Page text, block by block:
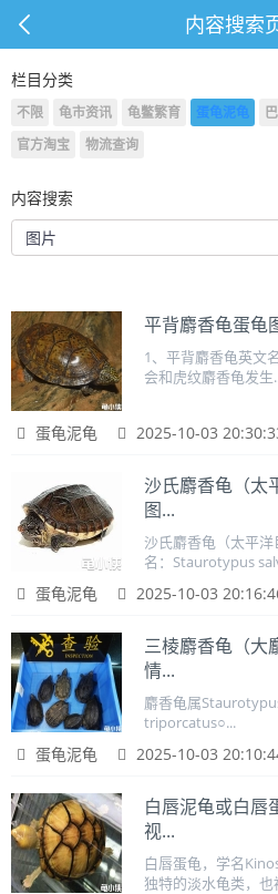
内容搜索
栏目分类
不限 龟市资讯 龟鳖繁育 蛋龟泥龟
官方淘宝
物流查询
内容搜索
平背麝香龟蛋龟
1、平背麝香龟英文
会和虎纹麝香龟发生
蛋龟泥龟 2025-10-03
沙氏麝香龟（太
图...
沙氏麝香龟（太平
名：Staurotypus
蛋龟泥龟 2025-10-03
三棱麝香龟（大
情...
麝香龟属
triporcatus○...
蛋龟泥龟 2025-10-03
白唇泥龟或白唇
视...
白唇蛋龟，学名
独特的淡水龟类，也